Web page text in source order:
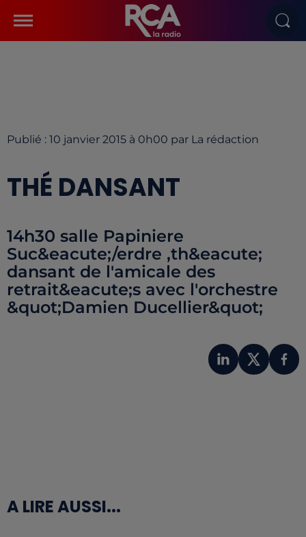
Publié : 10 janvier 2015 à 0h00 par La rédaction
THÉ DANSANT
14h30 salle Papiniere
Suc&eacute;/erdre ,th&eacute;
dansant de l'amicale des
retrait&eacute;s avec l'orchestre
&quot;Damien Ducellier&quot;
A LIRE AUSSI...